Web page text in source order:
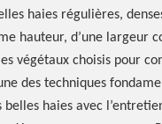
haies régulières,
hauteur, d’une largeur
végétaux choisis pour
des techniques
belles haies avec